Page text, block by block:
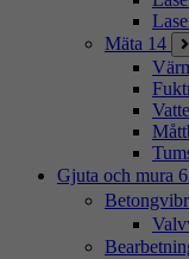
Mäta 14
Gjuta och mura